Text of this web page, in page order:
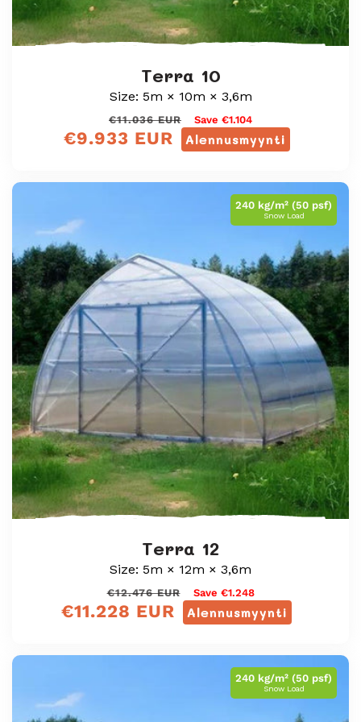
Terra 10
Size: 5m × 10m × 3,6m
Normaali
hinta
€11.036 EUR Save €1.104
Alennusmyynti
Myyntihinta
€9.933 EUR
240 kg/m² (50 psf)
Snow Load
Terra 12
Size: 5m × 12m × 3,6m
Normaali
hinta
€12.476 EUR Save €1.248
Alennusmyynti
Myyntihinta
€11.228 EUR
240 kg/m² (50 psf)
Snow Load